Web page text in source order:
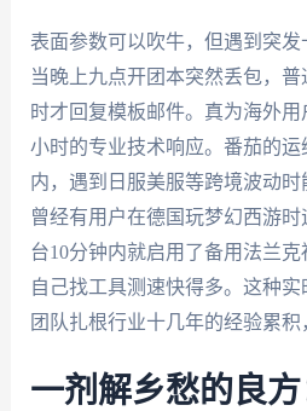
表面参数可以吹牛，但遇到突发
当晚上九点开团本突然丢包，
时才回复模板邮件。真为海外
小时的专业技术响应。番茄的运
内，遇到日服美服等跨境波动时
曾经有用户在德国玩梦幻西游
台10分钟内就启用了备用法兰
自己找工具测速快得多。这种
团队扎根行业十几年的经验累积
一剂解乡愁的良